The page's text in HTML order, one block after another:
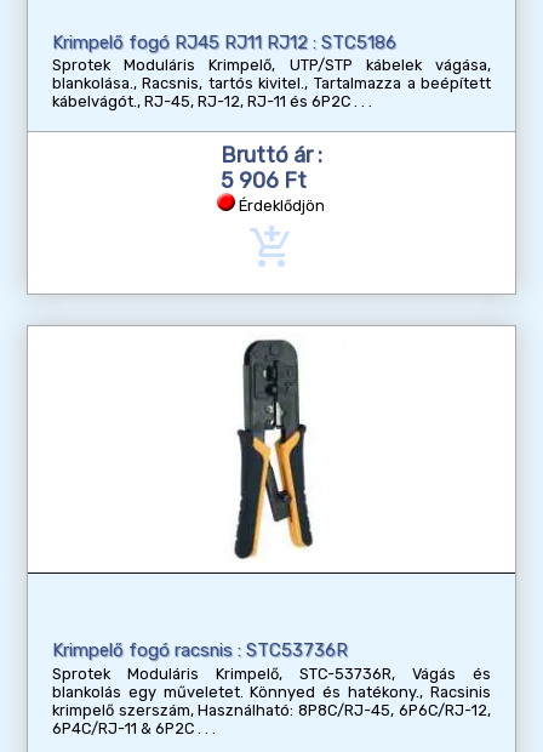
Krimpelő fogó RJ45 RJ11 RJ12 : STC5186
Sprotek Moduláris Krimpelő, UTP/STP kábelek vágása,
blankolása., Racsnis, tartós kivitel., Tartalmazza a beépített
kábelvágót., RJ-45, RJ-12, RJ-11 és 6P2C
Bruttó ár :
5 906 Ft
Érdeklődjön
add_shopping_cart
Krimpelő fogó racsnis : STC53736R
Sprotek Moduláris Krimpelő, STC-53736R, Vágás és
blankolás egy műveletet. Könnyed és hatékony., Racsinis
krimpelő szerszám, Használható: 8P8C/RJ-45, 6P6C/RJ-12,
6P4C/RJ-11 & 6P2C